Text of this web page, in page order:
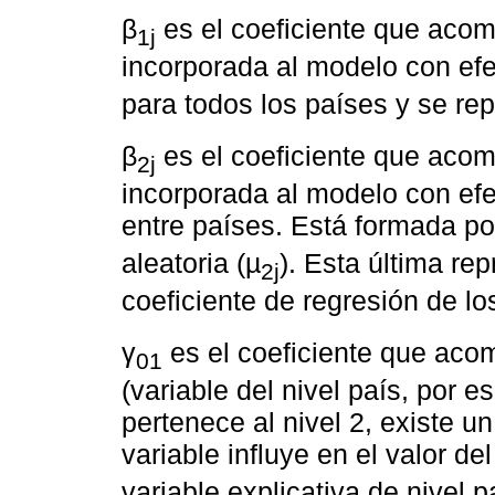
β1j es el coeficiente que
incorporada al modelo con
para todos los países y se
β2j es el coeficiente que
incorporada al modelo con
entre países. Está formada
aleatoria (µ2j). Esta última
coeficiente de regresión de
γ01 es el coeficiente que
(variable del nivel país, por
pertenece al nivel 2, existe
variable influye en el valor